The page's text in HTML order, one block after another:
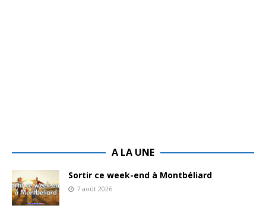
A LA UNE
Sortir ce week-end à Montbéliard
7 août 2026